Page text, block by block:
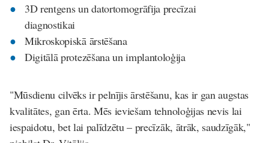
3D rentgens un datortomogrāfija precīzai
diagnostikai
Mikroskopiskā ārstēšana
Digitālā protezēšana un implantoloģija
"Mūsdienu cilvēks ir pelnījis ārstēšanu, kas ir gan augstas
kvalitātes, gan ērta. Mēs ieviešam tehnoloģijas nevis lai
iespaidotu, bet lai palīdzētu – precīzāk, ātrāk, saudzīgāk,"